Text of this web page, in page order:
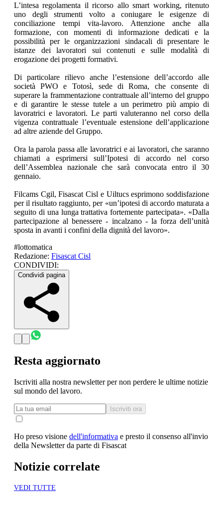
L’intesa regolamenta il ricorso allo smart working, ritenuto
uno degli strumenti volto a coniugare le esigenze di
conciliazione tempi vita-lavoro. Attenzione anche alla
formazione, con momenti di informazione dedicati e la
possibilità per le organizzazioni sindacali di presentare le
istanze dei lavoratori sui contenuti e sulle modalità di
erogazione dei progetti formativi.
Di particolare rilievo anche l’estensione dell’accordo alle
società PWO e Totosì, sede di Roma, che consente di
superare la frammentazione contrattuale all’interno del gruppo
e di garantire le stesse tutele a un perimetro più ampio di
lavoratrici e lavoratori. Le parti valuteranno nel corso della
vigenza contrattuale l’eventuale estensione dell’applicazione
ad altre aziende del Gruppo.
Ora la parola passa alle lavoratrici e ai lavoratori, che saranno
chiamati a esprimersi sull’Ipotesi di accordo nel corso
dell’Assemblea nazionale che sarà convocata entro il 30
gennaio.
Filcams Cgil, Fisascat Cisl e Uiltucs esprimono soddisfazione
per il risultato raggiunto, per «un’ipotesi di accordo maturata a
seguito di una lunga trattativa fortemente partecipata». «Dalla
partecipazione al benessere - incalzano - la forza dell’unità
sposta in avanti i confini della dignità del lavoro».
#lottomatica
Redazione: Fisascat Cisl
CONDIVIDI:
Condividi pagina
Resta aggiornato
Iscriviti alla nostra newsletter per non perdere le ultime notizie
sul mondo del lavoro.
Iscriviti ora
Ho preso visione dell'informativa e presto il consenso all'invio
della Newsletter da parte di Fisascat
Notizie correlate
VEDI TUTTE